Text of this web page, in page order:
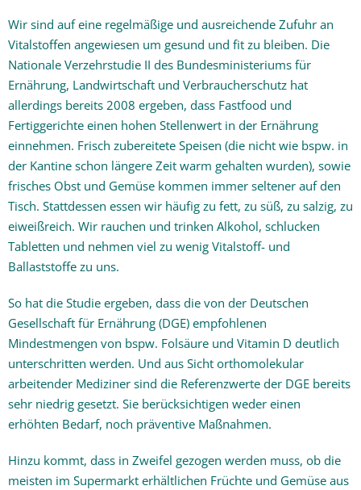
Wir sind auf eine regelmäßige und ausreichende Zufuhr an
Vitalstoffen angewiesen um gesund und fit zu bleiben. Die
Nationale Verzehrstudie II des Bundesministeriums für
Ernährung, Landwirtschaft und Verbraucherschutz hat
allerdings bereits 2008 ergeben, dass Fastfood und
Fertiggerichte einen hohen Stellenwert in der Ernährung
einnehmen. Frisch zubereitete Speisen (die nicht wie bspw. in
der Kantine schon längere Zeit warm gehalten wurden), sowie
frisches Obst und Gemüse kommen immer seltener auf den
Tisch. Stattdessen essen wir häufig zu fett, zu süß, zu salzig, zu
eiweißreich. Wir rauchen und trinken Alkohol, schlucken
Tabletten und nehmen viel zu wenig Vitalstoff- und
Ballaststoffe zu uns.
So hat die Studie ergeben, dass die von der Deutschen
Gesellschaft für Ernährung (DGE) empfohlenen
Mindestmengen von bspw. Folsäure und Vitamin D deutlich
unterschritten werden. Und aus Sicht orthomolekular
arbeitender Mediziner sind die Referenzwerte der DGE bereits
sehr niedrig gesetzt. Sie berücksichtigen weder einen
erhöhten Bedarf, noch präventive Maßnahmen.
Hinzu kommt, dass in Zweifel gezogen werden muss, ob die
meisten im Supermarkt erhältlichen Früchte und Gemüse aus